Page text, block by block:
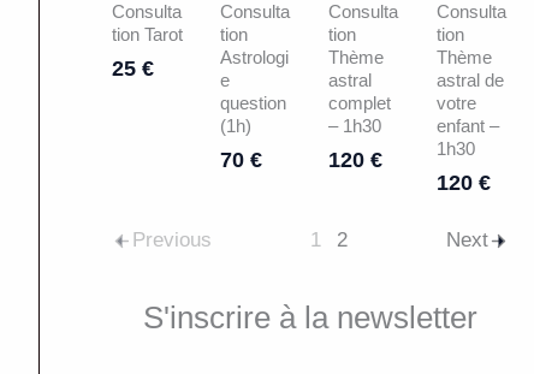
Consulta
tion Tarot
25 €
Consulta
tion
Astrologi
e
question
(1h)
70 €
Consulta
tion
Thème
astral
complet
– 1h30
120 €
Consulta
tion
Thème
astral de
votre
enfant –
1h30
120 €
Previous 1 2 Next
S'inscrire à la newsletter